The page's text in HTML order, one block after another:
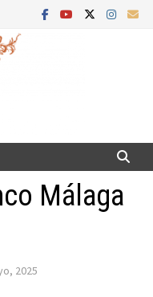
Málaga
2025